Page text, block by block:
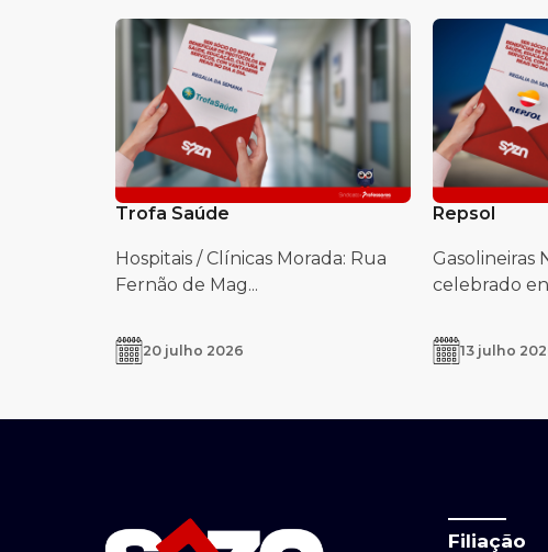
Trofa Saúde
Hospitais / Clínicas Morada: Rua
Fernão de Mag...
20 julho 2026
Repsol
Gasolineiras
celebrado
13 julho
Filiação